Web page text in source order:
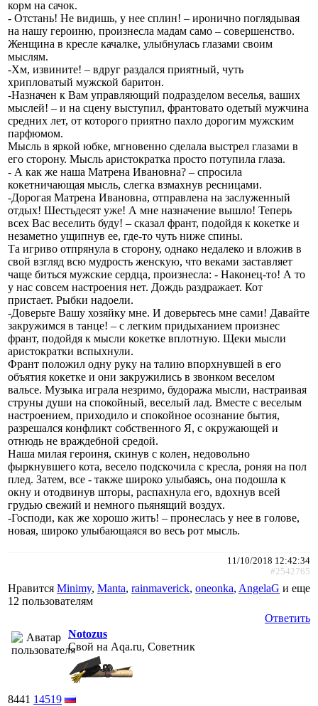
корм на сачок.
- Отстань! Не видишь, у нее сплин! – иронично поглядывая
на нашу героиню, произнесла мадам само – совершенство.
Женщина в кресле качалке, улыбнулась глазами своим
мыслям.
-Хм, извините! – вдруг раздался приятный, чуть
хрипловатый мужской баритон.
-Назначен к Вам управляющий подразделом веселья, ваших
мыслей! – и на сцену выступил, франтовато одетый мужчина
средних лет, от которого приятно пахло дорогим мужским
парфюмом.
Мысль в яркой юбке, мгновенно сделала выстрел глазами в
его сторону. Мысль аристократка просто потупила глаза.
- А как же наша Матрена Ивановна? – спросила
кокетничающая мысль, слегка взмахнув ресницами.
-Дорогая Матрена Ивановна, отправлена на заслуженный
отдых! Шестьдесят уже! А мне назначение вышло! Теперь
всех Вас веселить буду! – сказал франт, подойдя к кокетке и
незаметно ущипнув ее, где-то чуть ниже спины.
Та игриво отпрянула в сторону, однако недалеко и вложив в
свой взгляд всю мудрость женскую, что веками заставляет
чаще биться мужские сердца, произнесла: - Наконец-то! А то
у нас совсем настроения нет. Дождь раздражает. Кот
пристает. Рыбки надоели.
-Доверьте Вашу хозяйку мне. И доверьтесь мне сами! Давайте
закружимся в танце! – с легким придыханием произнес
франт, подойдя к мысли кокетке вплотную. Щеки мысли
аристократки вспыхнули.
Франт положил одну руку на талию впорхнувшей в его
объятия кокетке и они закружились в звонком веселом
вальсе. Музыка играла незримо, будоража мысли, настраивая
струны души на спокойный, веселый лад. Вместе с веселым
настроением, приходило и спокойное осознание бытия,
разрешался конфликт собственного Я, с окружающей и
отнюдь не враждебной средой.
Наша милая героиня, скинув с колен, недовольно
фыркнувшего кота, весело подскочила с кресла, роняя на пол
плед. Затем, все - также широко улыбаясь, она подошла к
окну и отодвинув шторы, распахнула его, вдохнув всей
грудью свежий и немного пьянящий воздух.
-Господи, как же хорошо жить! – пронеслась у нее в голове,
новая, широко улыбающаяся во весь рот мысль.
11/10/2018 12:42:34
#2542765
Нравится Minimy, Manta, rainmaverick, oneonka, AngelaG и еще
12 пользователям
Ответить
Notozus
Свой на Aqa.ru, Советник
8441 14519